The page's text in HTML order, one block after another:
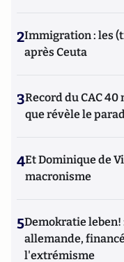
2Immigration : les
après Ceuta
3Record du CAC
que révèle le
4Et Dominique de
macronisme
5Demokratie
allemande,
l'extrémisme